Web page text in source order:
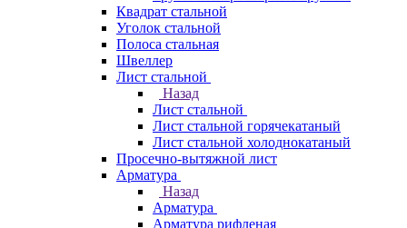
Квадрат стальной
Уголок стальной
Полоса стальная
Швеллер
Лист стальной
Назад
Лист стальной
Лист стальной горячекатаный
Лист стальной холоднокатаный
Просечно-вытяжной лист
Арматура
Назад
Арматура
Арматура рифленая